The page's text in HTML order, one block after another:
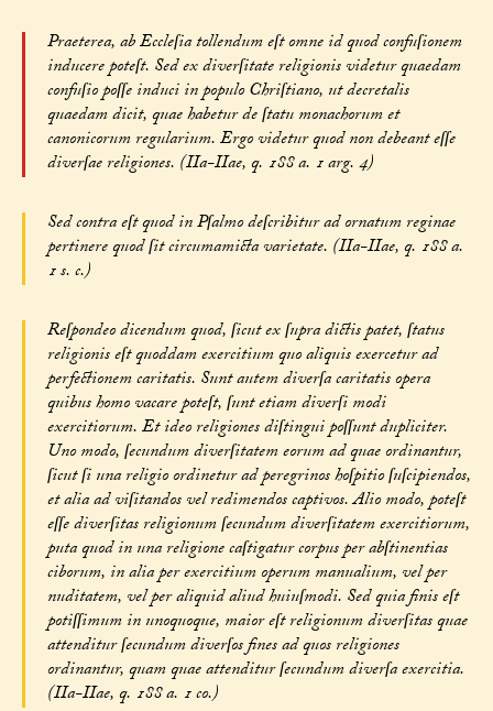
Praeterea, ab Eccleſia tollendum eſt omne id quod confuſionem
inducere poteſt. Sed ex diverſitate religionis videtur quaedam
confuſio poſſe induci in populo Chriſtiano, ut decretalis
quaedam dicit, quae habetur de ſtatu monachorum et
canonicorum regularium. Ergo videtur quod non debeant eſſe
diverſae religiones. (IIa-IIae, q. 188 a. 1 arg. 4)
Sed contra eſt quod in Pſalmo deſcribitur ad ornatum reginae
pertinere quod ſit circumamicta varietate. (IIa-IIae, q. 188 a.
1 s. c.)
Reſpondeo dicendum quod, ſicut ex ſupra dictis patet, ſtatus
religionis eſt quoddam exercitium quo aliquis exercetur ad
perfectionem caritatis. Sunt autem diverſa caritatis opera
quibus homo vacare poteſt, ſunt etiam diverſi modi
exercitiorum. Et ideo religiones diſtingui poſſunt dupliciter.
Uno modo, ſecundum diverſitatem eorum ad quae ordinantur,
ſicut ſi una religio ordinetur ad peregrinos hoſpitio ſuſcipiendos,
et alia ad viſitandos vel redimendos captivos. Alio modo, poteſt
eſſe diverſitas religionum ſecundum diverſitatem exercitiorum,
puta quod in una religione caſtigatur corpus per abſtinentias
ciborum, in alia per exercitium operum manualium, vel per
nuditatem, vel per aliquid aliud huiuſmodi. Sed quia finis eſt
potiſſimum in unoquoque, maior eſt religionum diverſitas quae
attenditur ſecundum diverſos fines ad quos religiones
ordinantur, quam quae attenditur ſecundum diverſa exercitia.
(IIa-IIae, q. 188 a. 1 co.)